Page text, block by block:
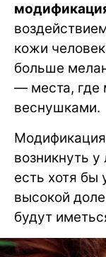
кожи
больше
— места, где
веснушками.
возникнуть
есть хотя бы
высокой
будут